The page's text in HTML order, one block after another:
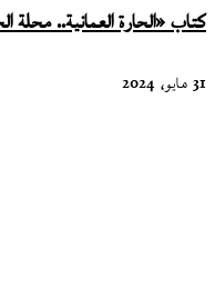
كتاب «الحارة العمانية.. محلة
31 مايو، 2024